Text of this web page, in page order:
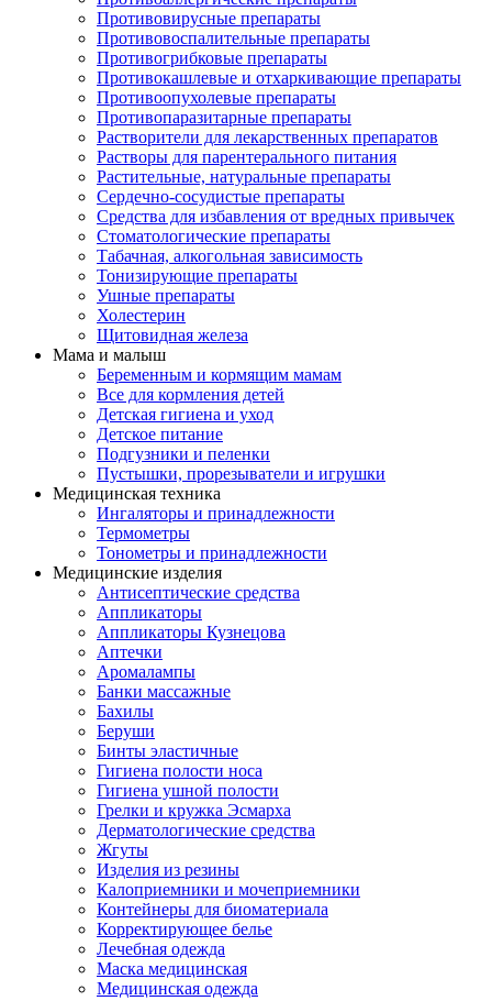
Противовирусные препараты
Противовоспалительные препараты
Противогрибковые препараты
Противокашлевые и отхаркивающие препараты
Противоопухолевые препараты
Противопаразитарные препараты
Растворители для лекарственных препаратов
Растворы для парентерального питания
Растительные, натуральные препараты
Сердечно-сосудистые препараты
Средства для избавления от вредных привычек
Стоматологические препараты
Табачная, алкогольная зависимость
Тонизирующие препараты
Ушные препараты
Холестерин
Щитовидная железа
Мама и малыш
Беременным и кормящим мамам
Все для кормления детей
Детская гигиена и уход
Детское питание
Подгузники и пеленки
Пустышки, прорезыватели и игрушки
Медицинская техника
Ингаляторы и принадлежности
Термометры
Тонометры и принадлежности
Медицинские изделия
Антисептические средства
Аппликаторы
Аппликаторы Кузнецова
Аптечки
Аромалампы
Банки массажные
Бахилы
Беруши
Бинты эластичные
Гигиена полости носа
Гигиена ушной полости
Грелки и кружка Эсмарха
Дерматологические средства
Жгуты
Изделия из резины
Калоприемники и мочеприемники
Контейнеры для биоматериала
Корректирующее белье
Лечебная одежда
Маска медицинская
Медицинская одежда